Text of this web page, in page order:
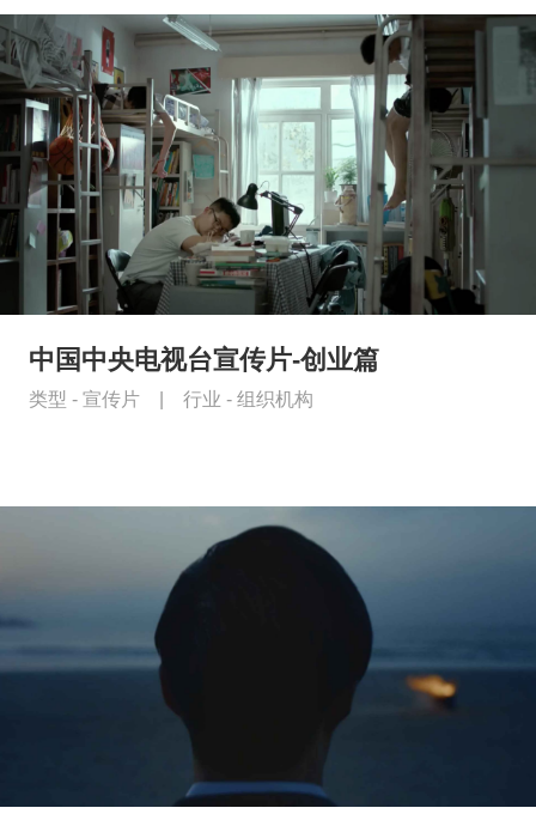
中国中央电视台宣传片-创业篇
类型 - 宣传片 行业 - 组织机构